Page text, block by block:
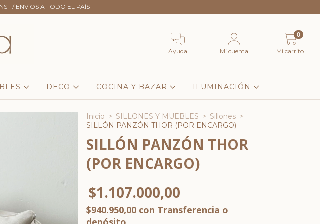
/ ENVÍOS A TODO EL PAÍS
Ayuda Mi cuenta Mi carrito
0
DECO COCINA Y BAZAR ILUMINACIÓN
Inicio > SILLONES Y MUEBLES > Sillones >
SILLÓN PANZÓN THOR (POR ENCARGO)
SILLÓN PANZÓN THOR
(POR ENCARGO)
$1.107.000,00
$940.950,00 con Transferencia o